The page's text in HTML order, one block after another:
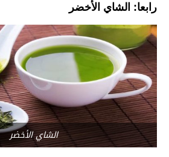
رابعا: الشاي الأخضر
الشاي الأخضر